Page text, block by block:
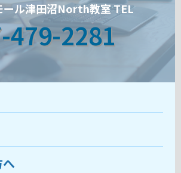
ール津田沼North教室 TEL
479-2281
て